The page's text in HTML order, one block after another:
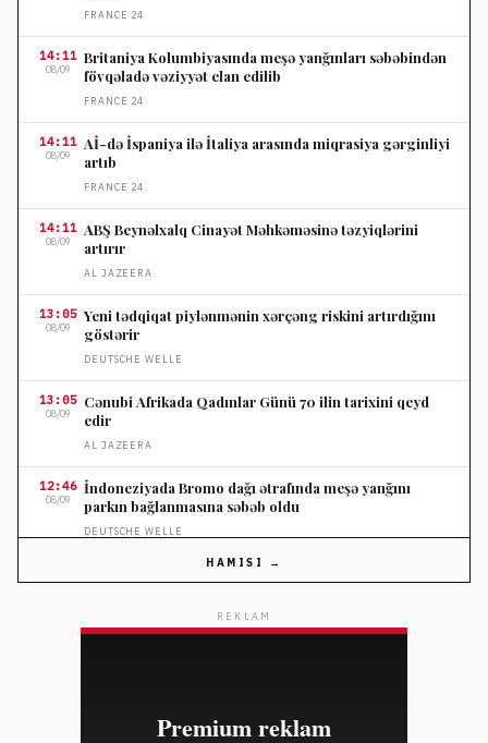
FRANCE 24
14:11
08/09
Britaniya Kolumbiyasında meşə yanğınları səbəbindən
fövqəladə vəziyyət elan edilib
FRANCE 24
14:11
08/09
Aİ-də İspaniya ilə İtaliya arasında miqrasiya gərginliyi
artıb
FRANCE 24
14:11
08/09
ABŞ Beynəlxalq Cinayət Məhkəməsinə təzyiqlərini
artırır
AL JAZEERA
13:05
08/09
Yeni tədqiqat piylənmənin xərçəng riskini artırdığını
göstərir
DEUTSCHE WELLE
13:05
08/09
Cənubi Afrikada Qadınlar Günü 70 ilin tarixini qeyd
edir
AL JAZEERA
12:46
08/09
İndoneziyada Bromo dağı ətrafında meşə yanğını
parkın bağlanmasına səbəb oldu
DEUTSCHE WELLE
08/09
HAMISI →
REKLAM